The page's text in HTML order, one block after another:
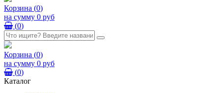
Корзина (0)
на сумму 0 руб
(0)
Корзина (0)
на сумму 0 руб
(0)
Каталог